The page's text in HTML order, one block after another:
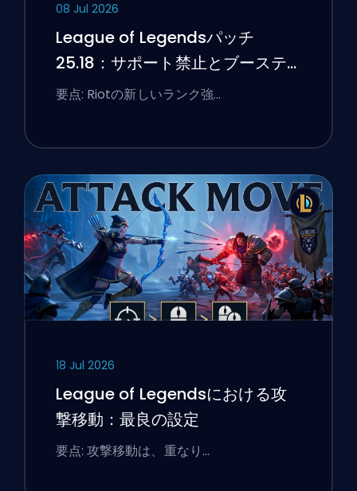
08 Jul 2026
League of Legendsパッチ
25.18：サポート禁止とブーステ
ィングのフラグ
要点: Riotの新しいランク強…
18 Jul 2026
League of Legendsにおける攻
撃移動：最良の設定
要点: 攻撃移動は、重なり…